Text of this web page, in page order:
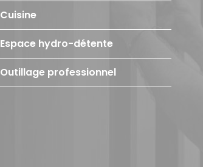
Cuisine
Espace hydro-détente
Outillage professionnel